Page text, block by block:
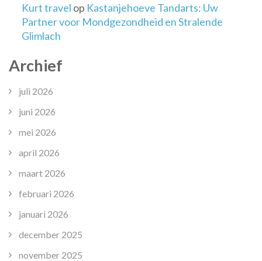
Kurt travel op Kastanjehoeve Tandarts: Uw
Partner voor Mondgezondheid en Stralende
Glimlach
Archief
juli 2026
juni 2026
mei 2026
april 2026
maart 2026
februari 2026
januari 2026
december 2025
november 2025